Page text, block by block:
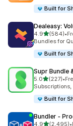
Built for
Dealeasy:
4.95つ星中
(584)
合計レビュー
•
Bundles for
Built for
Supr Bundle
5.05つ星中
(227)
合計レビュー数
•
Built for
Bundler ‑
4.95つ星中
(2,495)•